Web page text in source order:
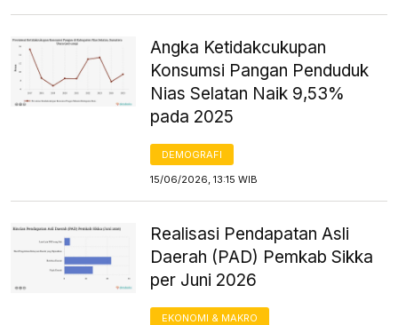
Angka Ketidakcukupan
Konsumsi Pangan Penduduk
Nias Selatan Naik 9,53%
pada 2025
DEMOGRAFI
15/06/2026, 13:15 WIB
Realisasi Pendapatan Asli
Daerah (PAD) Pemkab Sikka
per Juni 2026
EKONOMI & MAKRO